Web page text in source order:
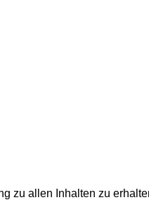
zu allen Inhalten zu